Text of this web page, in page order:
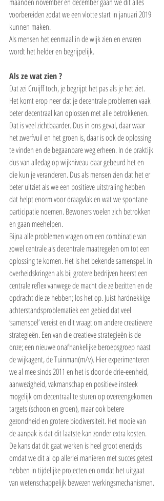
voorbereiden zodat we een vlotte start in januari 2019
kunnen maken.
Als mensen het eenmaal in de wijk zien en ervaren
wordt het helder en begrijpelijk.
Als ze wat zien ?
Dat zei Cruijff toch, je begrijpt het pas als je het ziet.
Het komt erop neer dat je decentrale problemen vaak
beter decentraal kan oplossen met alle betrokkenen.
Dat is veel zichtbaarder. Dus in ons geval, daar waar
het zwerfvuil en het groen is, daar is ook de oplossing
te vinden en de begaanbare weg erheen. In de praktijk
dus van alledag op wijkniveau daar gebeurd het en
die kun je veranderen. Dus als mensen zien dat het er
beter uitziet als we een positieve uitstraling hebben
dat helpt enorm voor draagvlak en wat we spontane
participatie noemen. Bewoners voelen zich betrokken
en gaan meehelpen.
Bijna alle problemen vragen om een combinatie van
zowel centrale als decentrale maatregelen om tot een
oplossing te komen. Het is het bekende samenspel. In
overheidskringen als bij grotere bedrijven heerst een
centrale reflex vanwege de macht die ze bezitten en de
opdracht die ze hebben; los het op. Juist hardnekkige
achterstandsproblematiek een gebied dat veel
‘samenspel’ vereist en dit vraagt om andere creatievere
strategieën. Een van die creatieve strategieën is de
onze; een nieuwe onafhankelijke beroepsgroep naast
de wijkagent, de Tuinman(m/v). Hier experimenteren
we al mee sinds 2011 en het is door de drie-eenheid,
aanwezigheid, vakmanschap en positieve insteek
mogelijk om decentraal te sturen op overeengekomen
targets (schoon en groen), maar ook betere
gezondheid en grotere biodiversiteit. Het mooie van
de aanpak is dat dit laatste kan zonder extra kosten.
De kans dat dit gaat werken is heel groot enerzijds
omdat we dit al op allerlei manieren met succes getest
hebben in tijdelijke projecten en omdat het uitgaat
van wetenschappelijk bewezen werkingsmechanismen.